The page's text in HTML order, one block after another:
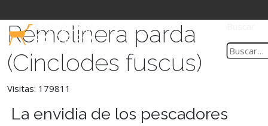
Remolinera parda
(Cinclodes fuscus)
Visitas: 179811
La envidia de los pescadores